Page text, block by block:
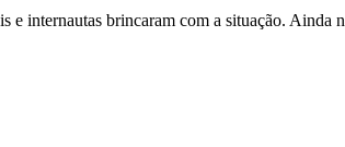
e internautas brincaram com a situação. Ainda